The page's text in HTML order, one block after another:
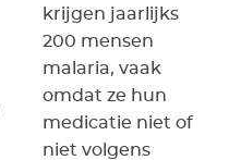
krijgen jaarlijks
200 mensen
malaria, vaak
omdat ze hun
medicatie niet of
niet volgens